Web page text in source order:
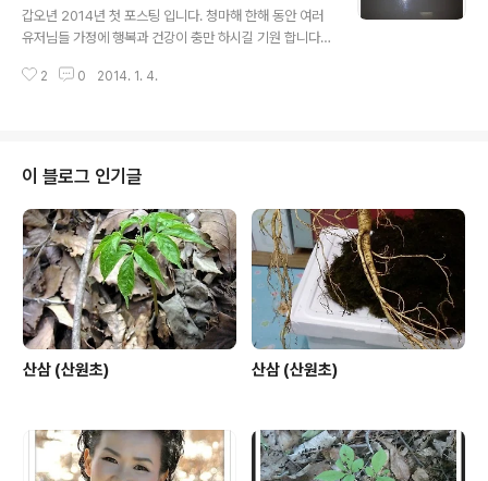
갑오년 2014년 첫 포스팅 입니다. 청마해 한해 동안 여러
유저님들 가정에 행복과 건강이 충만 하시길 기원 합니다.
2 0 2014. 1. 4.
이 블로그 인기글
산삼 (산원초) 산삼 (산원초)